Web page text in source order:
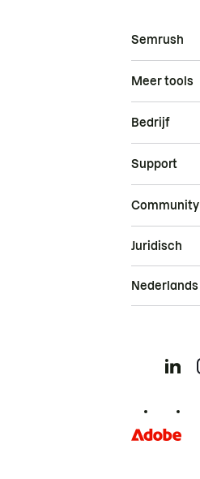
Semrush
Meer tools
Bedrijf
Support
Community
Juridisch
Nederlands